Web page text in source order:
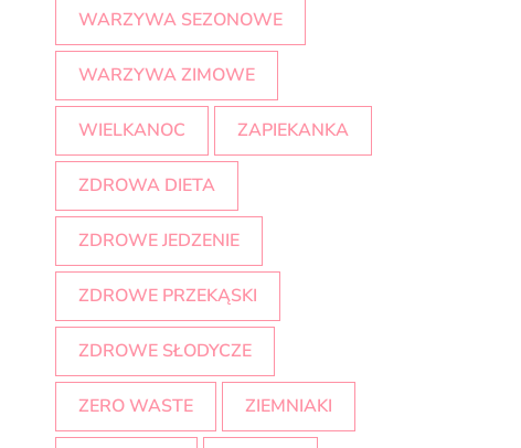
WARZYWA SEZONOWE
WARZYWA ZIMOWE
WIELKANOC ZAPIEKANKA
ZDROWA DIETA
ZDROWE JEDZENIE
ZDROWE PRZEKĄSKI
ZDROWE SŁODYCZE
ZERO WASTE ZIEMNIAKI